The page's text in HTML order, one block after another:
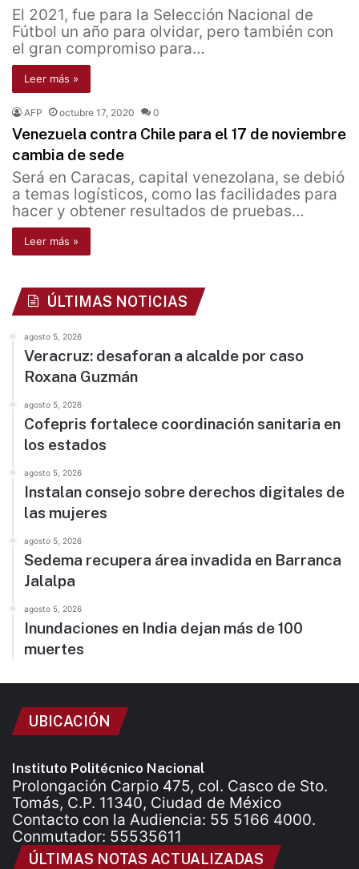
El 2021, fue para la Selección Nacional de
Fútbol un año para olvidar, pero también con
el gran compromiso para…
Leer más »
AFP octubre 17, 2020 0
Venezuela contra Chile para el 17 de noviembre
cambia de sede
Será en Caracas, capital venezolana, se debió
a temas logísticos, como las facilidades para
hacer y obtener resultados de pruebas…
Leer más »
ÚLTIMAS NOTICIAS
agosto 5, 2026
Veracruz: desaforan a alcalde por caso
Roxana Guzmán
agosto 5, 2026
Cofepris fortalece coordinación sanitaria en
los estados
agosto 5, 2026
Instalan consejo sobre derechos digitales de
las mujeres
agosto 5, 2026
Sedema recupera área invadida en Barranca
Jalalpa
agosto 5, 2026
Inundaciones en India dejan más de 100
muertes
UBICACIÓN
Instituto Politécnico Nacional
Prolongación Carpio 475, col. Casco de Sto.
Tomás, C.P. 11340, Ciudad de México
Contacto con la Audiencia: 55 5166 4000.
Conmutador: 55535611
ÚLTIMAS NOTAS ACTUALIZADAS